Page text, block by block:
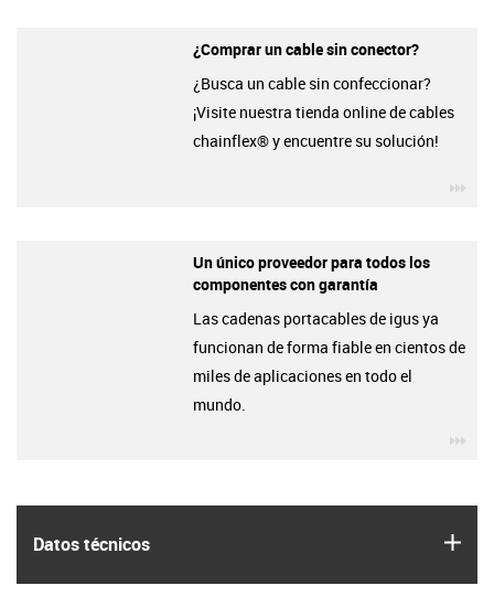
Datos técnicos
¿Comprar un cable sin conector?
¿Busca un cable sin confeccionar?
¡Visite nuestra tienda online de cables
chainflex® y encuentre su solución!
Un único proveedor para todos los
componentes con garantía
Las cadenas portacables de igus ya
funcionan de forma fiable en cientos de
miles de aplicaciones en todo el
mundo.